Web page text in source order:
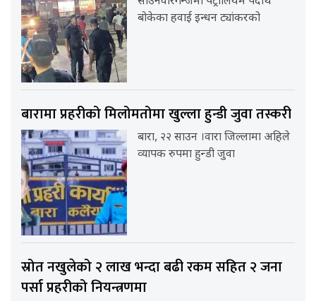
बोकेका हवाई इन्धन ट्यांकरको
बारामा प्रहरीको मिलोमतोमा खुल्ला हुन्डी जुवा तस्करी
बारा, २२ साउन ।वारा जिल्लामा अहिले
व्यापक रुपमा हुन्डी जुवा
स्रोत नखुलेको २ लाख भन्दा बढी रकम सहित २ जना
पर्सा प्रहरीको नियन्त्रणमा